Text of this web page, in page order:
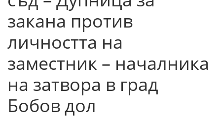
закана против
личността на
заместник – началника
на затвора в град
Бобов дол